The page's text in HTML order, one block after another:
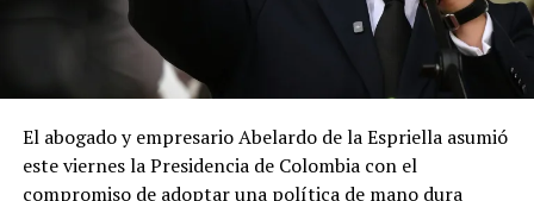
El abogado y empresario Abelardo de la Espriella asumió
este viernes la Presidencia de Colombia con el
compromiso de adoptar una política de mano dura